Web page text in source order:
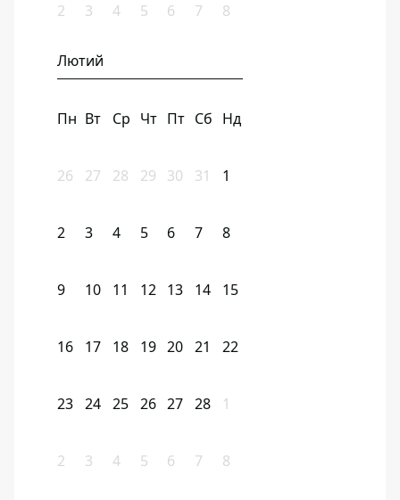
2 3 4 5 6 7 8
Лютий
Пн Вт Ср Чт Пт Сб Нд
26 27 28 29 30 31 1
2 3 4 5 6 7 8
9 10 11 12 13 14 15
16 17 18 19 20 21 22
23 24 25 26 27 28 1
2 3 4 5 6 7 8